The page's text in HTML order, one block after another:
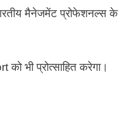
मैनेजमेंट प्रोफेशनल्स के
भी प्रोत्साहित करेगा।